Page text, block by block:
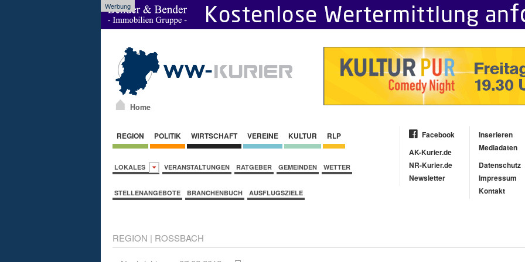
Werbung
Home
REGION POLITIK WIRTSCHAFT VEREINE KULTUR RLP
LOKALES VERANSTALTUNGEN RATGEBER GEMEINDEN WETTER
STELLENANGEBOTE BRANCHENBUCH AUSFLUGSZIELE
Facebook
AK-Kurier.de
NR-Kurier.de
Newsletter
Inserieren
Mediadaten
Datenschutz
Impressum
Kontakt
REGION | ROSSBACH